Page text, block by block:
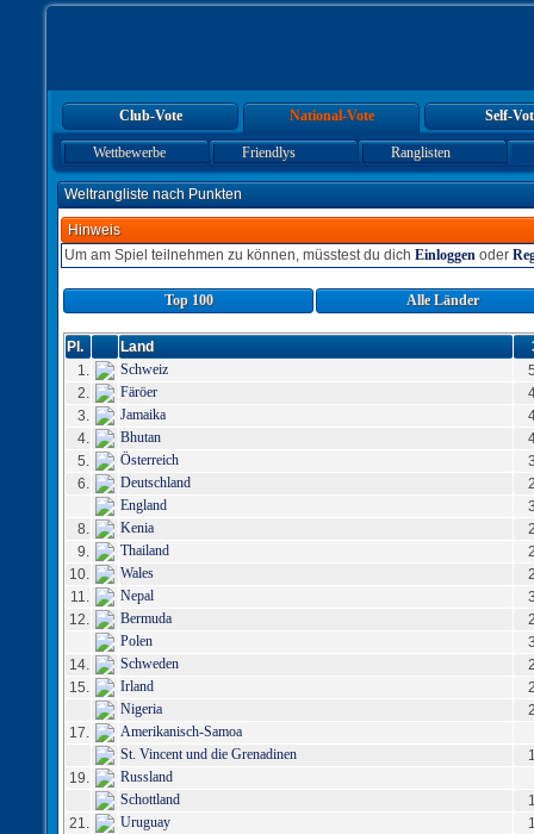
Club-Vote National-Vote Self-
Wettbewerbe Friendlys Ranglisten
Weltrangliste nach Punkten
Hinweis
Um am Spiel teilnehmen zu können, müsstest du dich Einloggen oder
Top 100 Alle Länder
Pl. Land
1.
Schweiz
2.
Färöer
3.
Jamaika
4.
Bhutan
5.
Österreich
6.
Deutschland
England
8.
Kenia
9.
Thailand
10.
Wales
11.
Nepal
12.
Bermuda
Polen
14.
Schweden
15.
Irland
Nigeria
17.
Amerikanisch-Samoa
St. Vincent und die Grenadinen
19.
Russland
Schottland
21.
Uruguay